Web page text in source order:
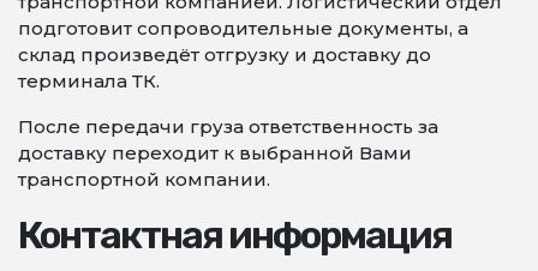
подготовит сопроводительные документы, а
склад произведёт отгрузку и доставку до
терминала ТК.
После передачи груза ответственность за
доставку переходит к выбранной Вами
транспортной компании.
Контактная информация